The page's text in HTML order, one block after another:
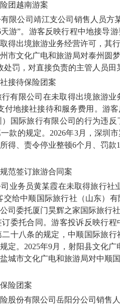
团越南游案
公司靖江支公司销售人员方
游”。游客反映行程中地接导
得出境旅游业务经营许可，其
市文化广电和旅游局对泰州圆
处罚，对直接负责的主管人员田
接待保险团案
限公司在未取得出境旅游业
付地接社接待和服务费用。游
国际旅行有限公司的行为违
款的规定。2026年3月，深圳
得、责令停业整顿6个月、罚
范签订旅游合同案
务员黄某霞在未取得旅行社
交给中顺国际旅行社（山东）
司委托厦门昊辉之家国际旅行
委托合同。游客投诉反映行
二十八条的规定，中顺国际旅
定。2025年9月，射阳县文化
城市文化广电和旅游局对中顺
险团案
份有限公司岳阳分公司销售